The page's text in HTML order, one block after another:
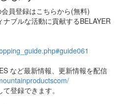
員登録はこちらから(無料)
ブルな活動に貢献するBELAYER
など最新情報、更新情報を配信
登録できます。